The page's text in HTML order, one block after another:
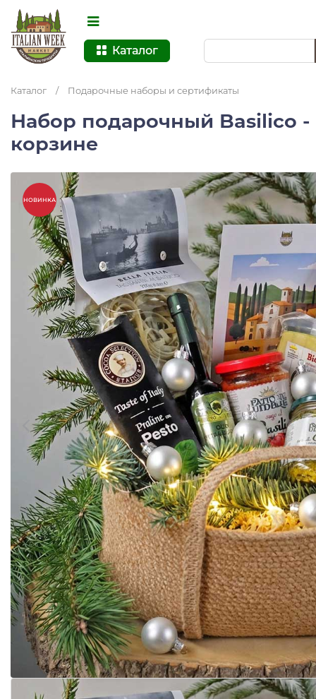
Каталог
Каталог / Подарочные наборы и сертификаты
Набор подарочный Basilico
корзине
НОВИНКА